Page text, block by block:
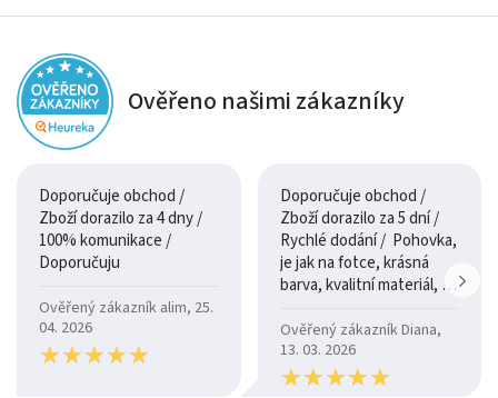
Ověřeno našimi zákazníky
Doporučuje obchod /
Zboží dorazilo za 4 dny /
100% komunikace /
Doporučuju
Ověřený zákazník alim, 25.
04. 2026
★★★★★
★★★★★
Doporučuje obchod /
Zboží dorazilo za 5 dní /
Rychlé dodání / Pohovka,
je jak na fotce, krásná
barva, kvalitní materiál, a
Ověřený zákazník Diana,
13. 03. 2026
★★★★★
★★★★★